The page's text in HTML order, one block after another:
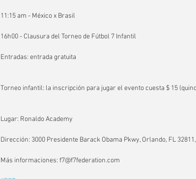
11:15 am - México x Brasil
16h00 - Clausura del Torneo de Fútbol 7 Infantil
Entradas: entrada gratuita
Torneo infantil: la inscripción para jugar el evento cuesta $ 15
Lugar: Ronaldo Academy
Dirección: 3000 Presidente Barack Obama Pkwy, Orlando, FL
Más informaciones: f7@f7federation.com